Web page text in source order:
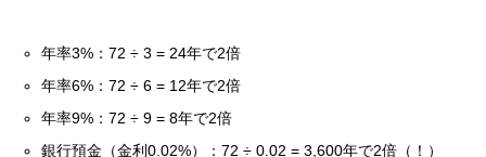
年率3%：72 ÷ 3 = 24年で2倍
年率6%：72 ÷ 6 = 12年で2倍
年率9%：72 ÷ 9 = 8年で2倍
銀行預金（金利0.02%）：72 ÷ 0.02 = 3,600年で2倍（！）